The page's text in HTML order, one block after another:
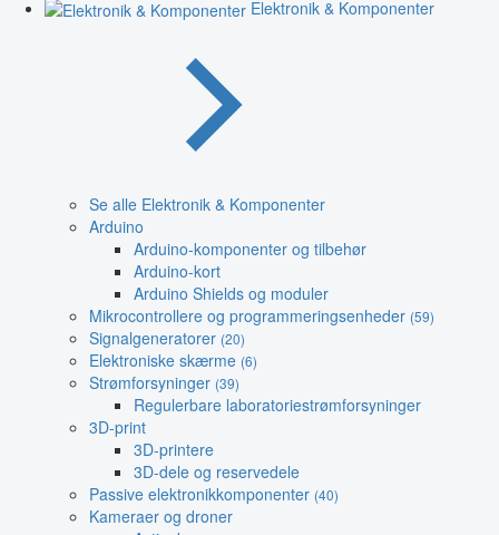
Elektronik & Komponenter
Se alle Elektronik & Komponenter
Arduino
Arduino-komponenter og tilbehør
Arduino-kort
Arduino Shields og moduler
Mikrocontrollere og programmeringsenheder (59)
Signalgeneratorer (20)
Elektroniske skærme (6)
Strømforsyninger (39)
Regulerbare laboratoriestrømforsyninger
3D-print
3D-printere
3D-dele og reservedele
Passive elektronikkomponenter (40)
Kameraer og droner